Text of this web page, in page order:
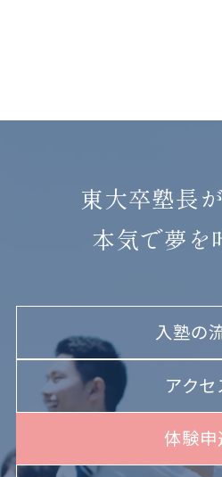
東大卒塾長
本気で夢を
入塾の
アク
体験申